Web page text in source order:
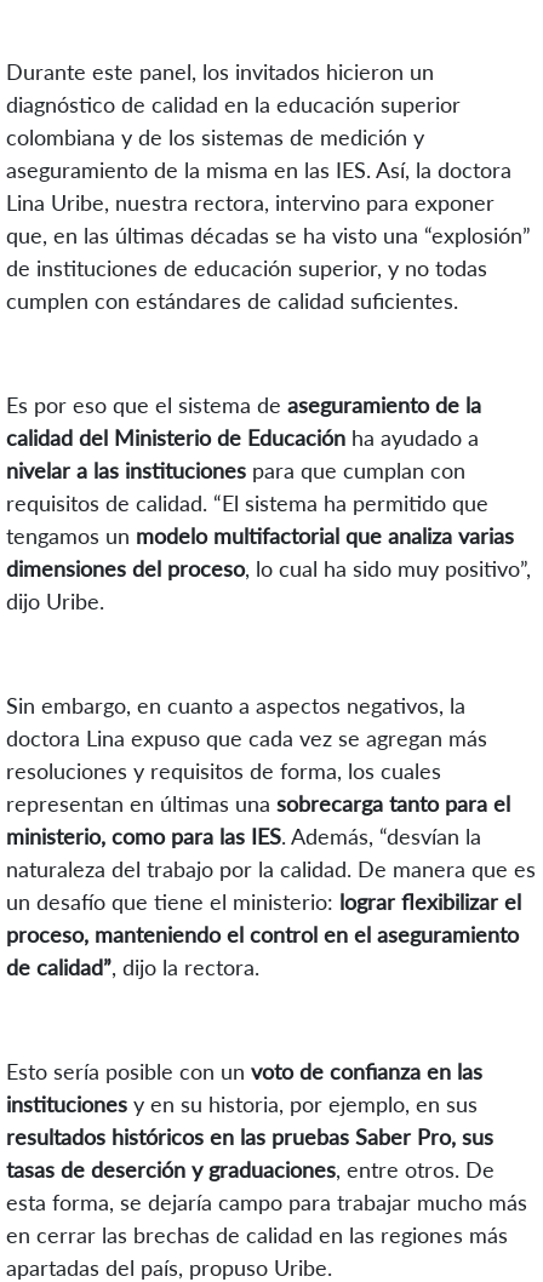
Durante este panel, los invitados hicieron un
diagnóstico de calidad en la educación superior
colombiana y de los sistemas de medición y
aseguramiento de la misma en las IES. Así, la doctora
Lina Uribe, nuestra rectora, intervino para exponer
que, en las últimas décadas se ha visto una “explosión”
de instituciones de educación superior, y no todas
cumplen con estándares de calidad suficientes.
Es por eso que el sistema de aseguramiento de la
calidad del Ministerio de Educación ha ayudado a
nivelar a las instituciones para que cumplan con
requisitos de calidad. “El sistema ha permitido que
tengamos un modelo multifactorial que analiza varias
dimensiones del proceso, lo cual ha sido muy positivo”,
dijo Uribe.
Sin embargo, en cuanto a aspectos negativos, la
doctora Lina expuso que cada vez se agregan más
resoluciones y requisitos de forma, los cuales
representan en últimas una sobrecarga tanto para el
ministerio, como para las IES. Además, “desvían la
naturaleza del trabajo por la calidad. De manera que es
un desafío que tiene el ministerio: lograr flexibilizar el
proceso, manteniendo el control en el aseguramiento
de calidad”, dijo la rectora.
Esto sería posible con un voto de confianza en las
instituciones y en su historia, por ejemplo, en sus
resultados históricos en las pruebas Saber Pro, sus
tasas de deserción y graduaciones, entre otros. De
esta forma, se dejaría campo para trabajar mucho más
en cerrar las brechas de calidad en las regiones más
apartadas del país, propuso Uribe.